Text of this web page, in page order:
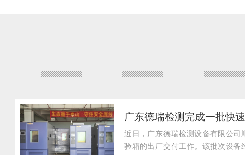
近日，广东德瑞检测设备有限公司
验箱的出厂交付工作。该批次设备